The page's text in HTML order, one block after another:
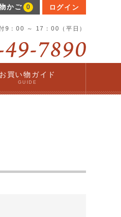
かご 0 ログイン
9：00 ～ 17：00（平日）
お買い物ガイド
GUIDE